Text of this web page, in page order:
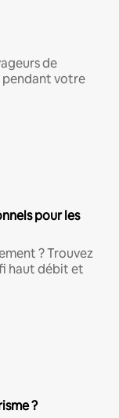
de
pendant votre
pour les
? Trouvez
haut débit et
?